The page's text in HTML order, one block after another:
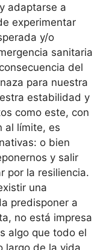
adaptarse a
experimentar
y/o
sanitaria
del
para nuestra
estabilidad y
como este, con
al límite, es
o bien
y salir
por la resiliencia.
una
predisponer a
no está impresa
algo que todo el
largo de la vida